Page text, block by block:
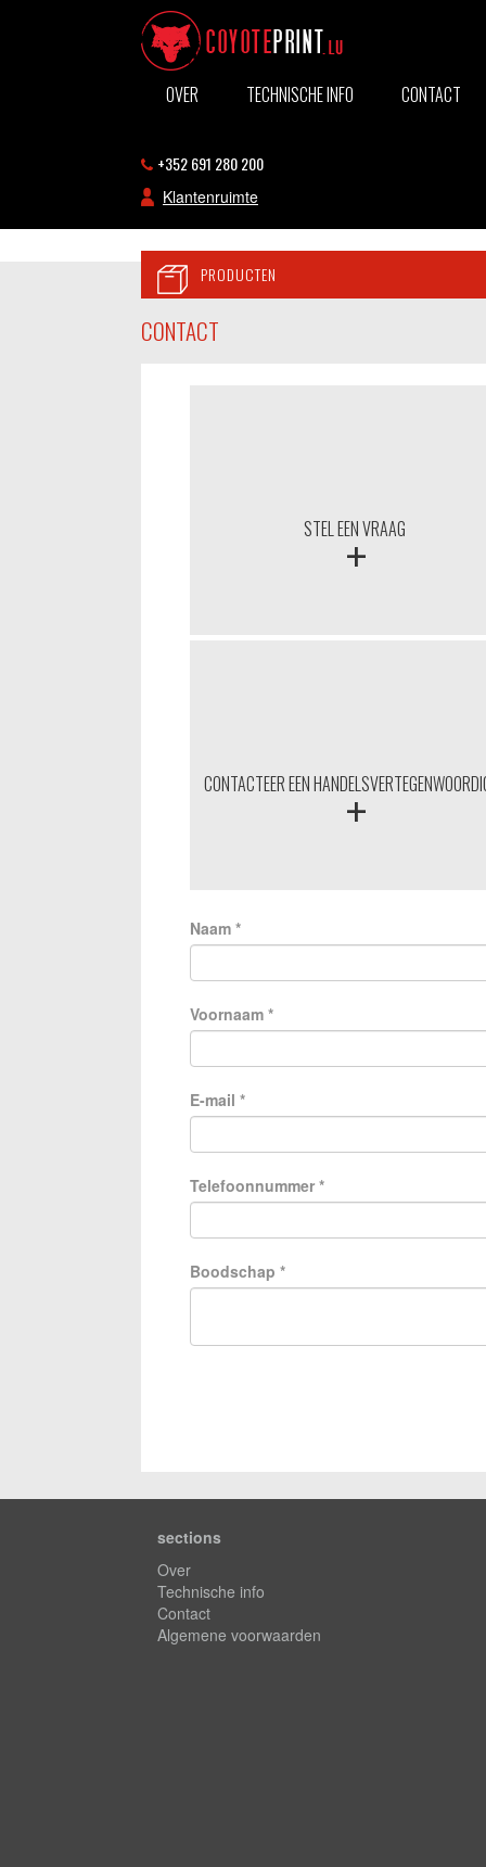
OVER TECHNISCHE INFO CONTACT
+352 691 280 200
Klantenruimte
PRODUCTEN
CONTACT
STEL EEN VRAAG
+
CONTACTEER EEN +
Naam *
Voornaam *
E-mail *
Telefoonnummer *
Boodschap *
sections
Over
Technische info
Contact
Algemene voorwaarden